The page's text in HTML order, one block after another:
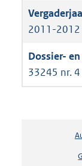
2011-2012
33245 nr. 4